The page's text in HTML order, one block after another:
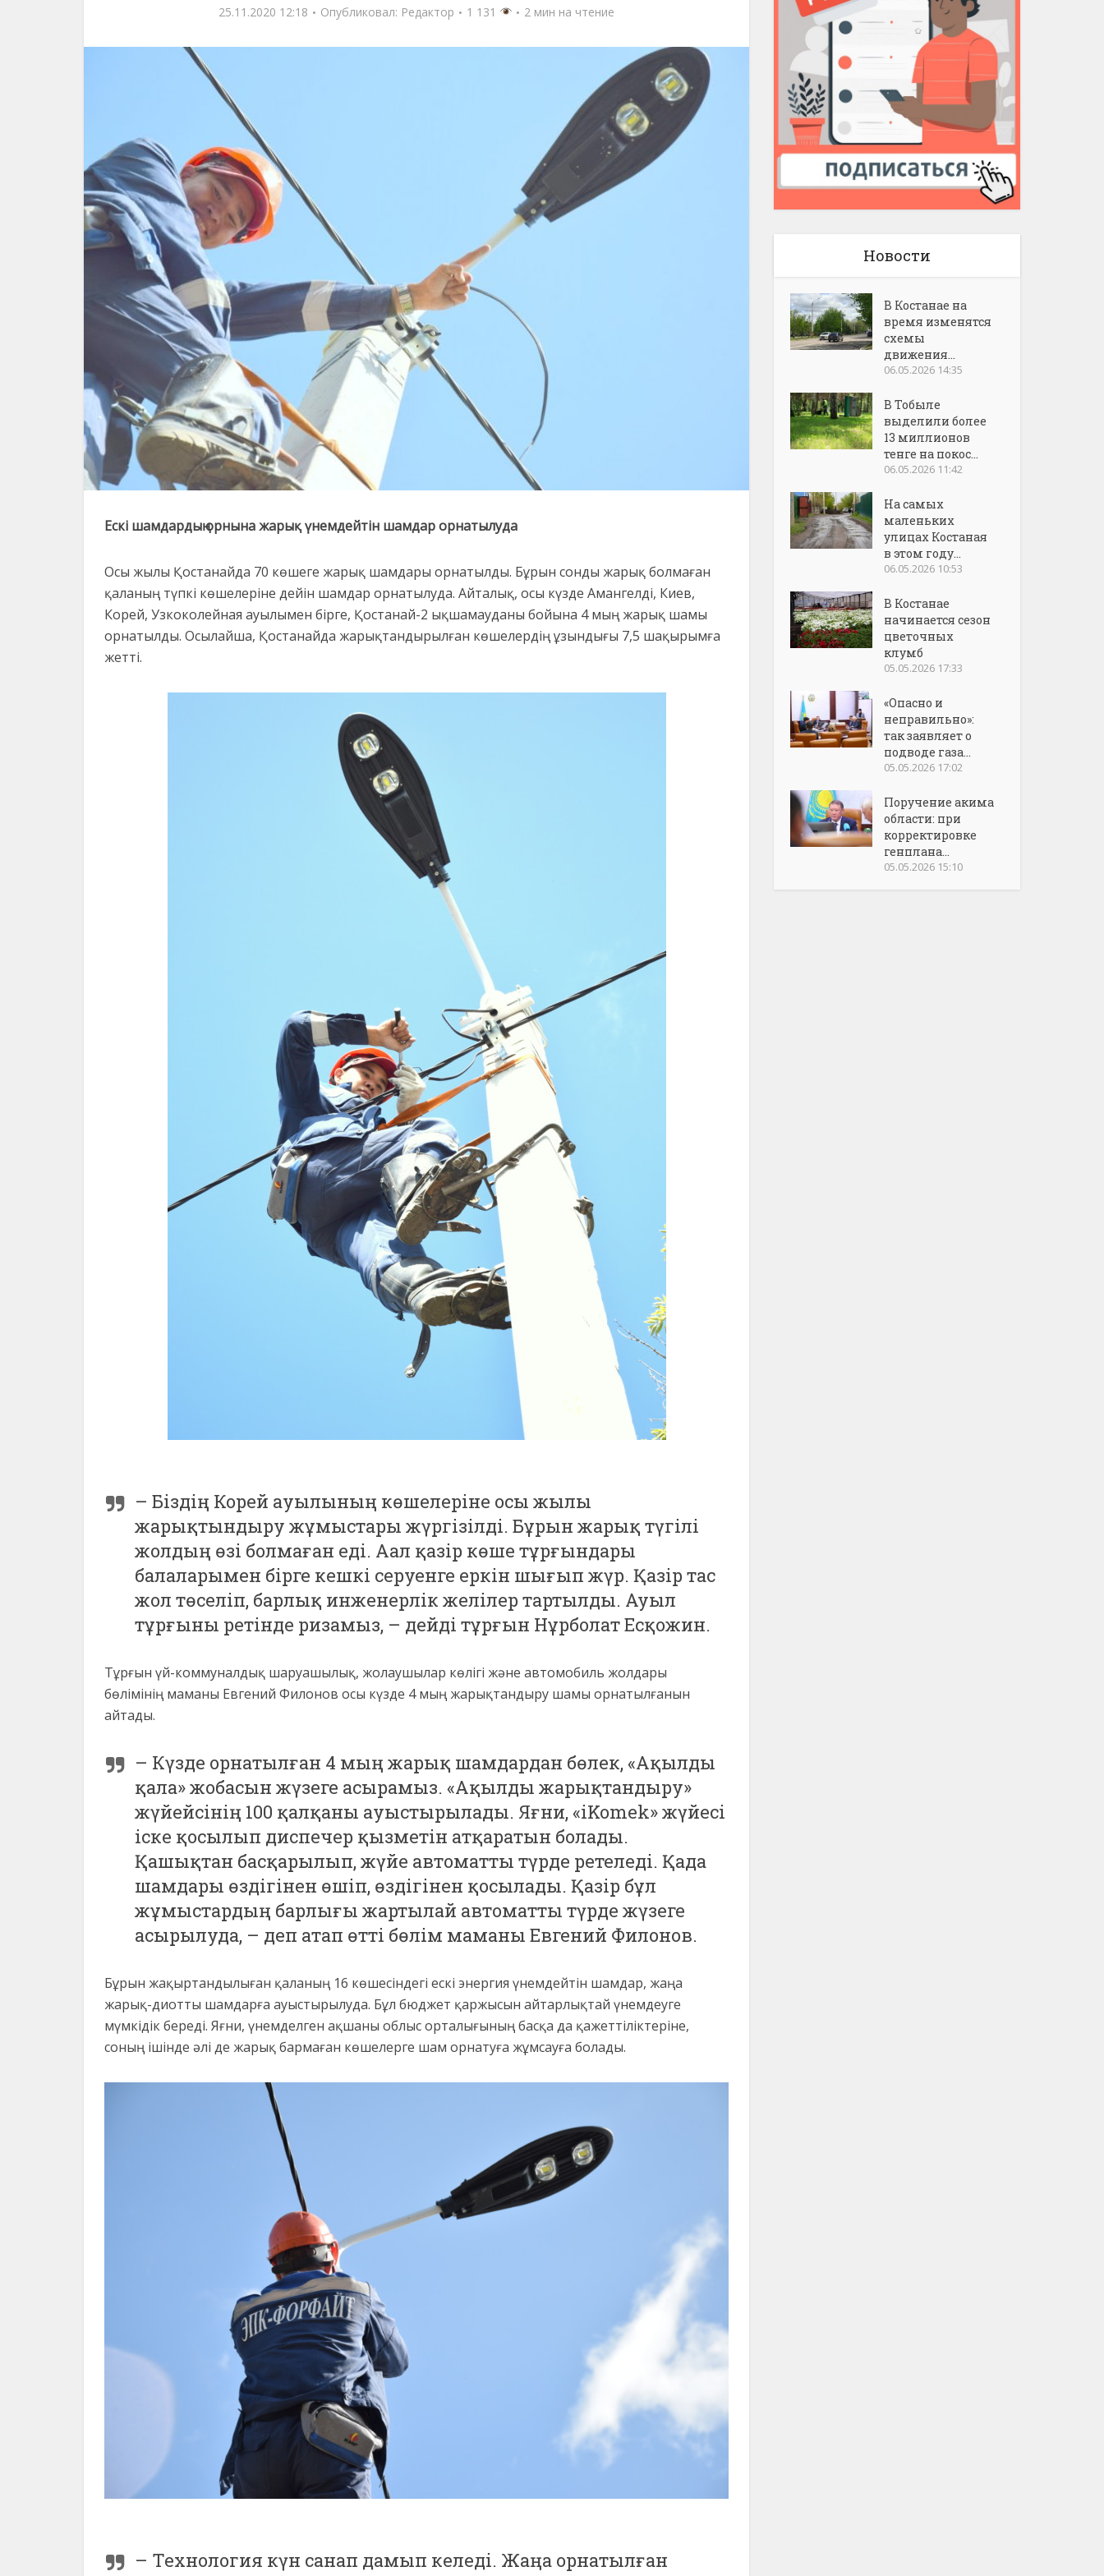
25.11.2020 12:18 Опубликовал: Редактор 1 131 2 мин на чтение
Ескі шамдардың орнына жарық үнемдейтін шамдар орнатылуда
Осы жылы Қостанайда 70 көшеге жарық шамдары орнатылды. Бұрын сонды жарық болмаған
қаланың түпкі көшелеріне дейін шамдар орнатылуда. Айталық, осы күзде Амангелді, Киев,
Корей, Узкоколейная ауылымен бірге, Қостанай-2 ықшамауданы бойына 4 мың жарық шамы
орнатылды. Осылайша, Қостанайда жарықтандырылған көшелердің ұзындығы 7,5 шақырымға
жетті.
– Біздің Корей ауылының көшелеріне осы жылы
жарықтындыру жұмыстары жүргізілді. Бұрын жарық түгілі
жолдың өзі болмаған еді. Аал қазір көше тұрғындары
балаларымен бірге кешкі серуенге еркін шығып жүр. Қазір тас
жол төселіп, барлық инженерлік желілер тартылды. Ауыл
тұрғыны ретінде ризамыз, – дейді тұрғын Нұрболат Есқожин.
Тұрғын үй-коммуналдық шаруашылық, жолаушылар көлігі және автомобиль жолдары
бөлімінің маманы Евгений Филонов осы күзде 4 мың жарықтандыру шамы орнатылғанын
айтады.
– Күзде орнатылған 4 мың жарық шамдардан бөлек, «Ақылды
қала» жобасын жүзеге асырамыз. «Ақылды жарықтандыру»
жүйейсінің 100 қалқаны ауыстырылады. Яғни, «iKomek» жүйесі
іске қосылып диспечер қызметін атқаратын болады.
Қашықтан басқарылып, жүйе автоматты түрде ретеледі. Қада
шамдары өздігінен өшіп, өздігінен қосылады. Қазір бұл
жұмыстардың барлығы жартылай автоматты түрде жүзеге
асырылуда, – деп атап өтті бөлім маманы Евгений Филонов.
Бұрын жақыртандылыған қаланың 16 көшесіндегі ескі энергия үнемдейтін шамдар, жаңа
жарық-диотты шамдарға ауыстырылуда. Бұл бюджет қаржысын айтарлықтай үнемдеуге
мүмкідік береді. Яғни, үнемделген ақшаны облыс орталығының басқа да қажеттіліктеріне,
соның ішінде әлі де жарық бармаған көшелерге шам орнатуға жұмсауға болады.
– Технология күн санап дамып келеді. Жаңа орнатылған
Новости
В Костанае на
время изменятся
схемы
движения...
06.05.2026 14:35
В Тобыле
выделили более
13 миллионов
тенге на покос...
06.05.2026 11:42
На самых
маленьких
улицах Костаная
в этом году...
06.05.2026 10:53
В Костанае
начинается сезон
цветочных
клумб
05.05.2026 17:33
«Опасно и
неправильно»:
так заявляет о
подводе газа...
05.05.2026 17:02
Поручение акима
области: при
корректировке
генплана...
05.05.2026 15:10